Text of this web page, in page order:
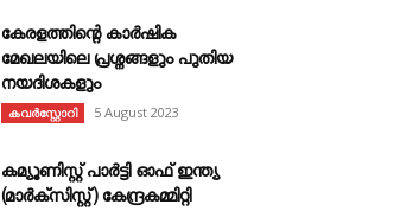
കേരളത്തിന്റെ കാർഷിക
മേഖലയിലെ പ്രശ്നങ്ങളും പുതിയ
നയദിശകളും
കവര്‍സ്റ്റോറി 5 August 2023
കമ്യൂണിസ്റ്റ് പാർട്ടി ഓഫ് ഇന്ത്യ
(മാർക്സിസ്റ്റ്) കേന്ദ്രകമ്മിറ്റി